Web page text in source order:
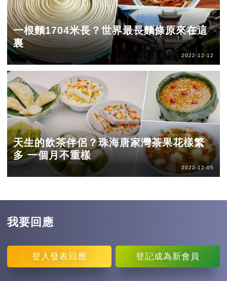
一根麵1704米長？世界最長麵條原來在這
裏
2022-12-12
天生的飲茶伴侶？珠海唐家灣茶果花樣繁
多 一個月不重樣
2022-12-05
我要回應
登入 發表回應 登記成為新會員